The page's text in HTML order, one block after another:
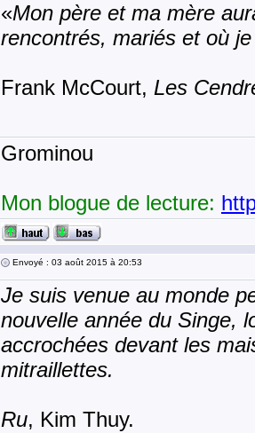
«Mon père et ma mère
rencontrés, mariés et où
Frank McCourt, Les
Grominou
Mon blogue de lecture:
Envoyé : 03 août 2015 à 20:53
Je suis venue au monde
nouvelle année du Singe,
accrochées devant les
mitraillettes.
Ru, Kim Thuy.